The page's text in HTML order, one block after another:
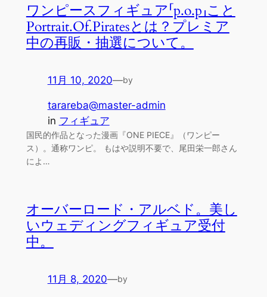
ワンピースフィギュア「p.o.p」こと
Portrait.Of.Piratesとは？プレミア
中の再販・抽選について。
11月 10, 2020—by
tarareba@master-admin
in フィギュア
国民的作品となった漫画『ONE PIECE』（ワンピー
ス）。通称ワンピ。 もはや説明不要で、尾田栄一郎さん
によ…
オーバーロード・アルベド。美し
いウェディングフィギュア受付
中。
11月 8, 2020—by